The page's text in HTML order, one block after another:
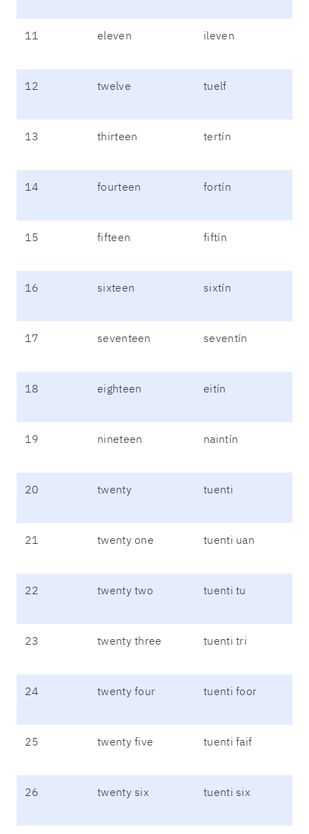
11 eleven ileven
12 twelve tuelf
13 thirteen tertín
14 fourteen fortín
15 fifteen fiftín
16 sixteen sixtín
17 seventeen seventín
18 eighteen eitín
19 nineteen naintín
20 twenty tuenti
21 twenty one tuenti uan
22 twenty two tuenti tu
23 twenty three tuenti tri
24 twenty four tuenti foor
25 twenty five tuenti faif
26 twenty six tuenti six